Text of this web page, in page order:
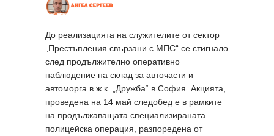
До реализацията на служителите от сектор
„Престъпления свързани с МПС“ се стигнало
след продължително оперативно
наблюдение на склад за авточасти и
автоморга в ж.к. „Дружба“ в София. Акцията,
проведена на 14 май следобед е в рамките
на продължаващата специализираната
полицейска операция, разпоредена от